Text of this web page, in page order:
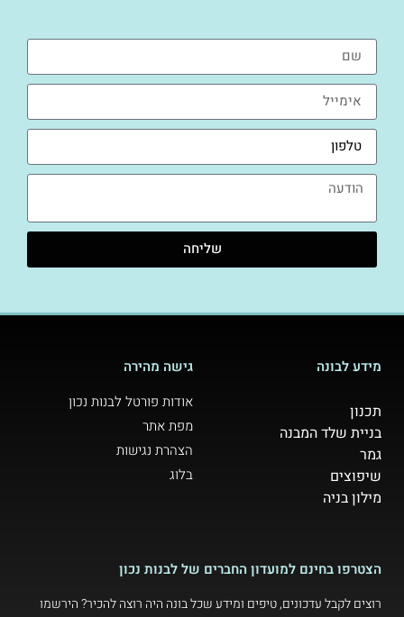
שליחה
מידע לבונה
תכנון
בניית שלד המבנה
גמר
שיפוצים
מילון בניה
גישה מהירה
אודות פורטל לבנות נכון
מפת אתר
הצהרת נגישות
בלוג
הצטרפו בחינם למועדון החברים של לבנות נכון
רוצים לקבל עדכונים, טיפים ומידע שכל בונה היה רוצה להכיר? הירשמו